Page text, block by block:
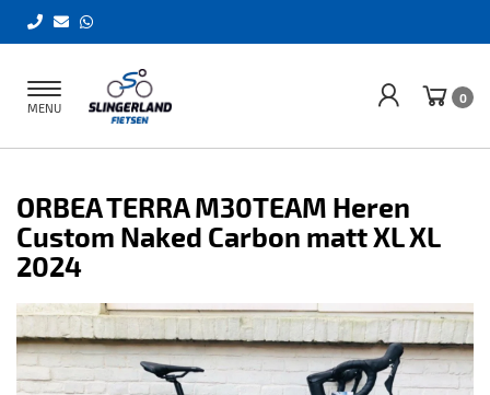
Toggle
navigation
MENU
0
ORBEA TERRA M30TEAM Heren
Custom Naked Carbon matt XL XL
2024